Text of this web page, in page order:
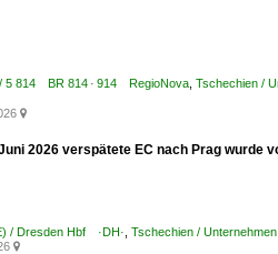
5 814 BR 814 · 914 RegioNova Tschechien /

2026 verspätete EC nach Prag
/ Dresden Hbf ·DH· Tschechien /
